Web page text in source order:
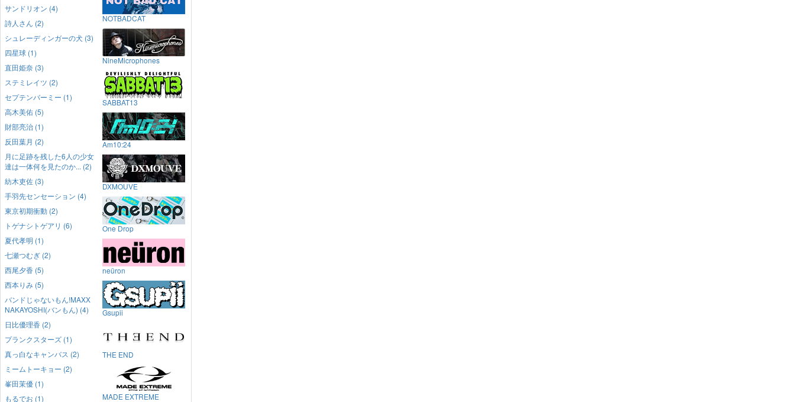
サンドリオン (4)
詩人さん (2)
シュレーディンガーの犬 (3)
四星球 (1)
直田姫奈 (3)
ステミレイツ (2)
セプテンバーミー (1)
高木美佑 (5)
財部亮治 (1)
反田葉月 (2)
月に足跡を残した6人の少女
達は一体何を見たのか... (2)
紡木吏佐 (3)
手羽先センセーション (4)
東京初期衝動 (2)
トゲナシトゲアリ (6)
夏代孝明 (1)
七瀬つむぎ (2)
西尾夕香 (5)
西本りみ (5)
バンドじゃないもん!MAXX
NAKAYOSHI(バンもん) (4)
日比優理香 (2)
プランクスターズ (1)
真っ白なキャンバス (2)
ミームトーキョー (2)
峯田茉優 (1)
もるでお (1)
NOTBADCAT
NineMicrophones
SABBAT13
Am10:24
DXMOUVE
One Drop
neüron
Gsupii
THE END
MADE EXTREME